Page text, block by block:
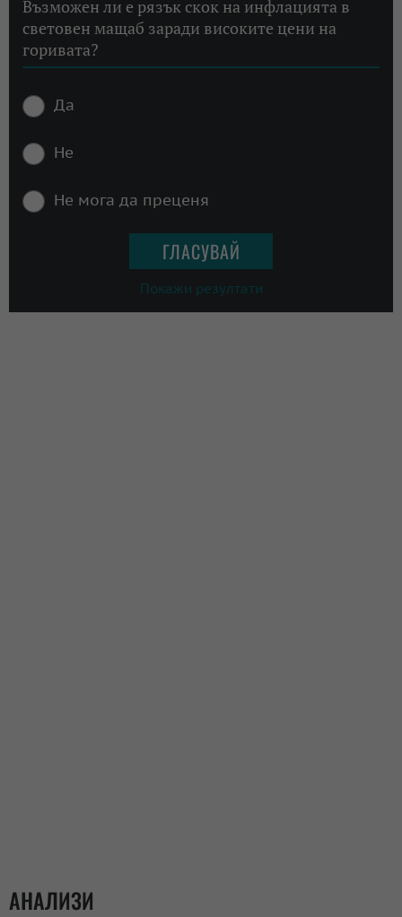
Възможен ли е рязък скок на инфлацията в
световен мащаб заради високите цени на
горивата?
Да
Не
Не мога да преценя
Покажи резултати
АНАЛИЗИ